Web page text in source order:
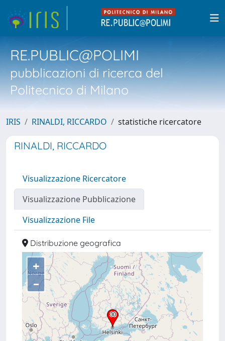
RE.PUBLIC@POLIMI
pubblicazioni di ricerca del
Politecnico di Milano
IRIS RINALDI, RICCARDO statistiche ricercatore
RINALDI, RICCARDO
Visualizzazione Ricercatore
Visualizzazione Pubblicazione
Visualizzazione File
Distribuzione geografica
+
–